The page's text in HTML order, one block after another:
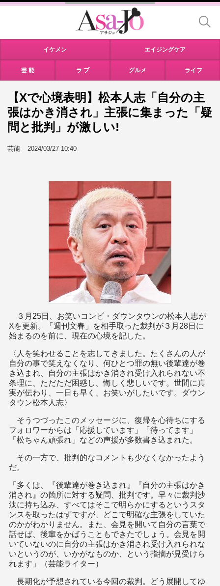
イケメン エイジングケア
芸 能 ラ ブ グルメ ライフ
【Xで心境表明】松本人志「自分の主
張はかき消され」主張に集まった「疑
問と批判」が激しい!
芸能 2024/03/27 10:40
３月25日、お笑いコンビ・ダウンタウンの松本人志が
Xを更新。「週刊文春」を相手取った裁判が３月28日に
始まるのを前に、現在の心境を記した。
〈人を笑わせることを志してきました。たくさんの人が
自分の事で笑えなくなり、何ひとつ罪の無い後輩達が巻
き込まれ、自分の主張はかき消され受け入れられない不
条理に、ただただ困惑し、悔しく悲しいです。世間に真
実が伝わり、一日も早く、お笑いがしたいです。ダウン
タウン松本人志〉
そうつづったこのメッセージに、復帰を心待ちにする
フォロワーからは「応援しています」「待ってます」
「松ちゃん頑張れ」などの声援が多数書き込まれた。
その一方で、批判的なコメントも少なくなかったよう
だ。
「多くは、『後輩達が巻き込まれ』『自分の主張はかき
消され』の箇所に対する疑問、批判です。早々に裁判沙
汰に持ち込み、すべてはそこで明らかにするというスタ
ンスを取ったはずですが、どこで明確な主張をしていた
のかがわかりません。また、会見を開いて自分の言葉で
話せば、後輩をかばうこともできたでしょう。会見を開
いていないのに自分の主張はかき消され受け入れられな
いというのが、いかがなものか、という指摘が見受けら
れます」（芸能ライター）
長期化が予想されている今回の裁判。どう展開してゆ